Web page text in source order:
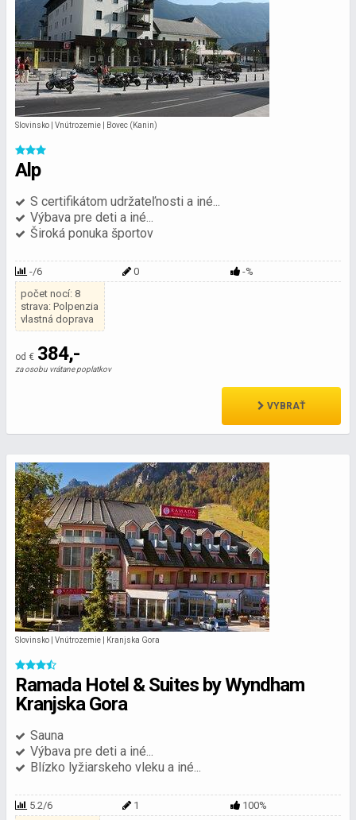
Slovinsko | Vnútrozemie | Bovec (Kanin)
Alp
S certifikátom udržateľnosti a iné...
Výbava pre deti a iné...
Široká ponuka športov
-/6 0
-%
počet nocí: 8
strava: Polpenzia
vlastná doprava
od € 384,-
za osobu vrátane poplatkov
VYBRAŤ
Slovinsko | Vnútrozemie | Kranjska Gora
Ramada Hotel & Suites by Wyndham
Kranjska Gora
Sauna
Výbava pre deti a iné...
Blízko lyžiarskeho vleku a iné...
5.2/6 1
100%